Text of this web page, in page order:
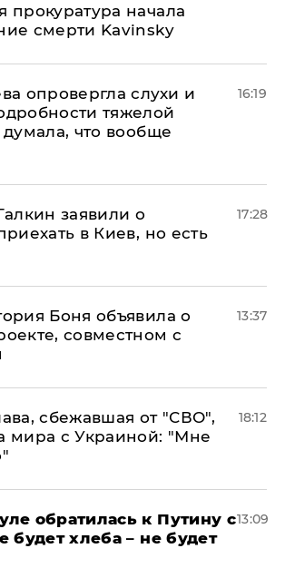
прокуратура начала
смерти Kavinsky
опровергла слухи и
тяжелой
что вообще
16:19
заявили о
в Киев, но есть
17:28
Боня объявила о
совместном с
13:37
сбежавшая от "СВО",
мира с Украиной: "Мне
18:12
обратилась к Путину с
будет хлеба – не будет
13:09